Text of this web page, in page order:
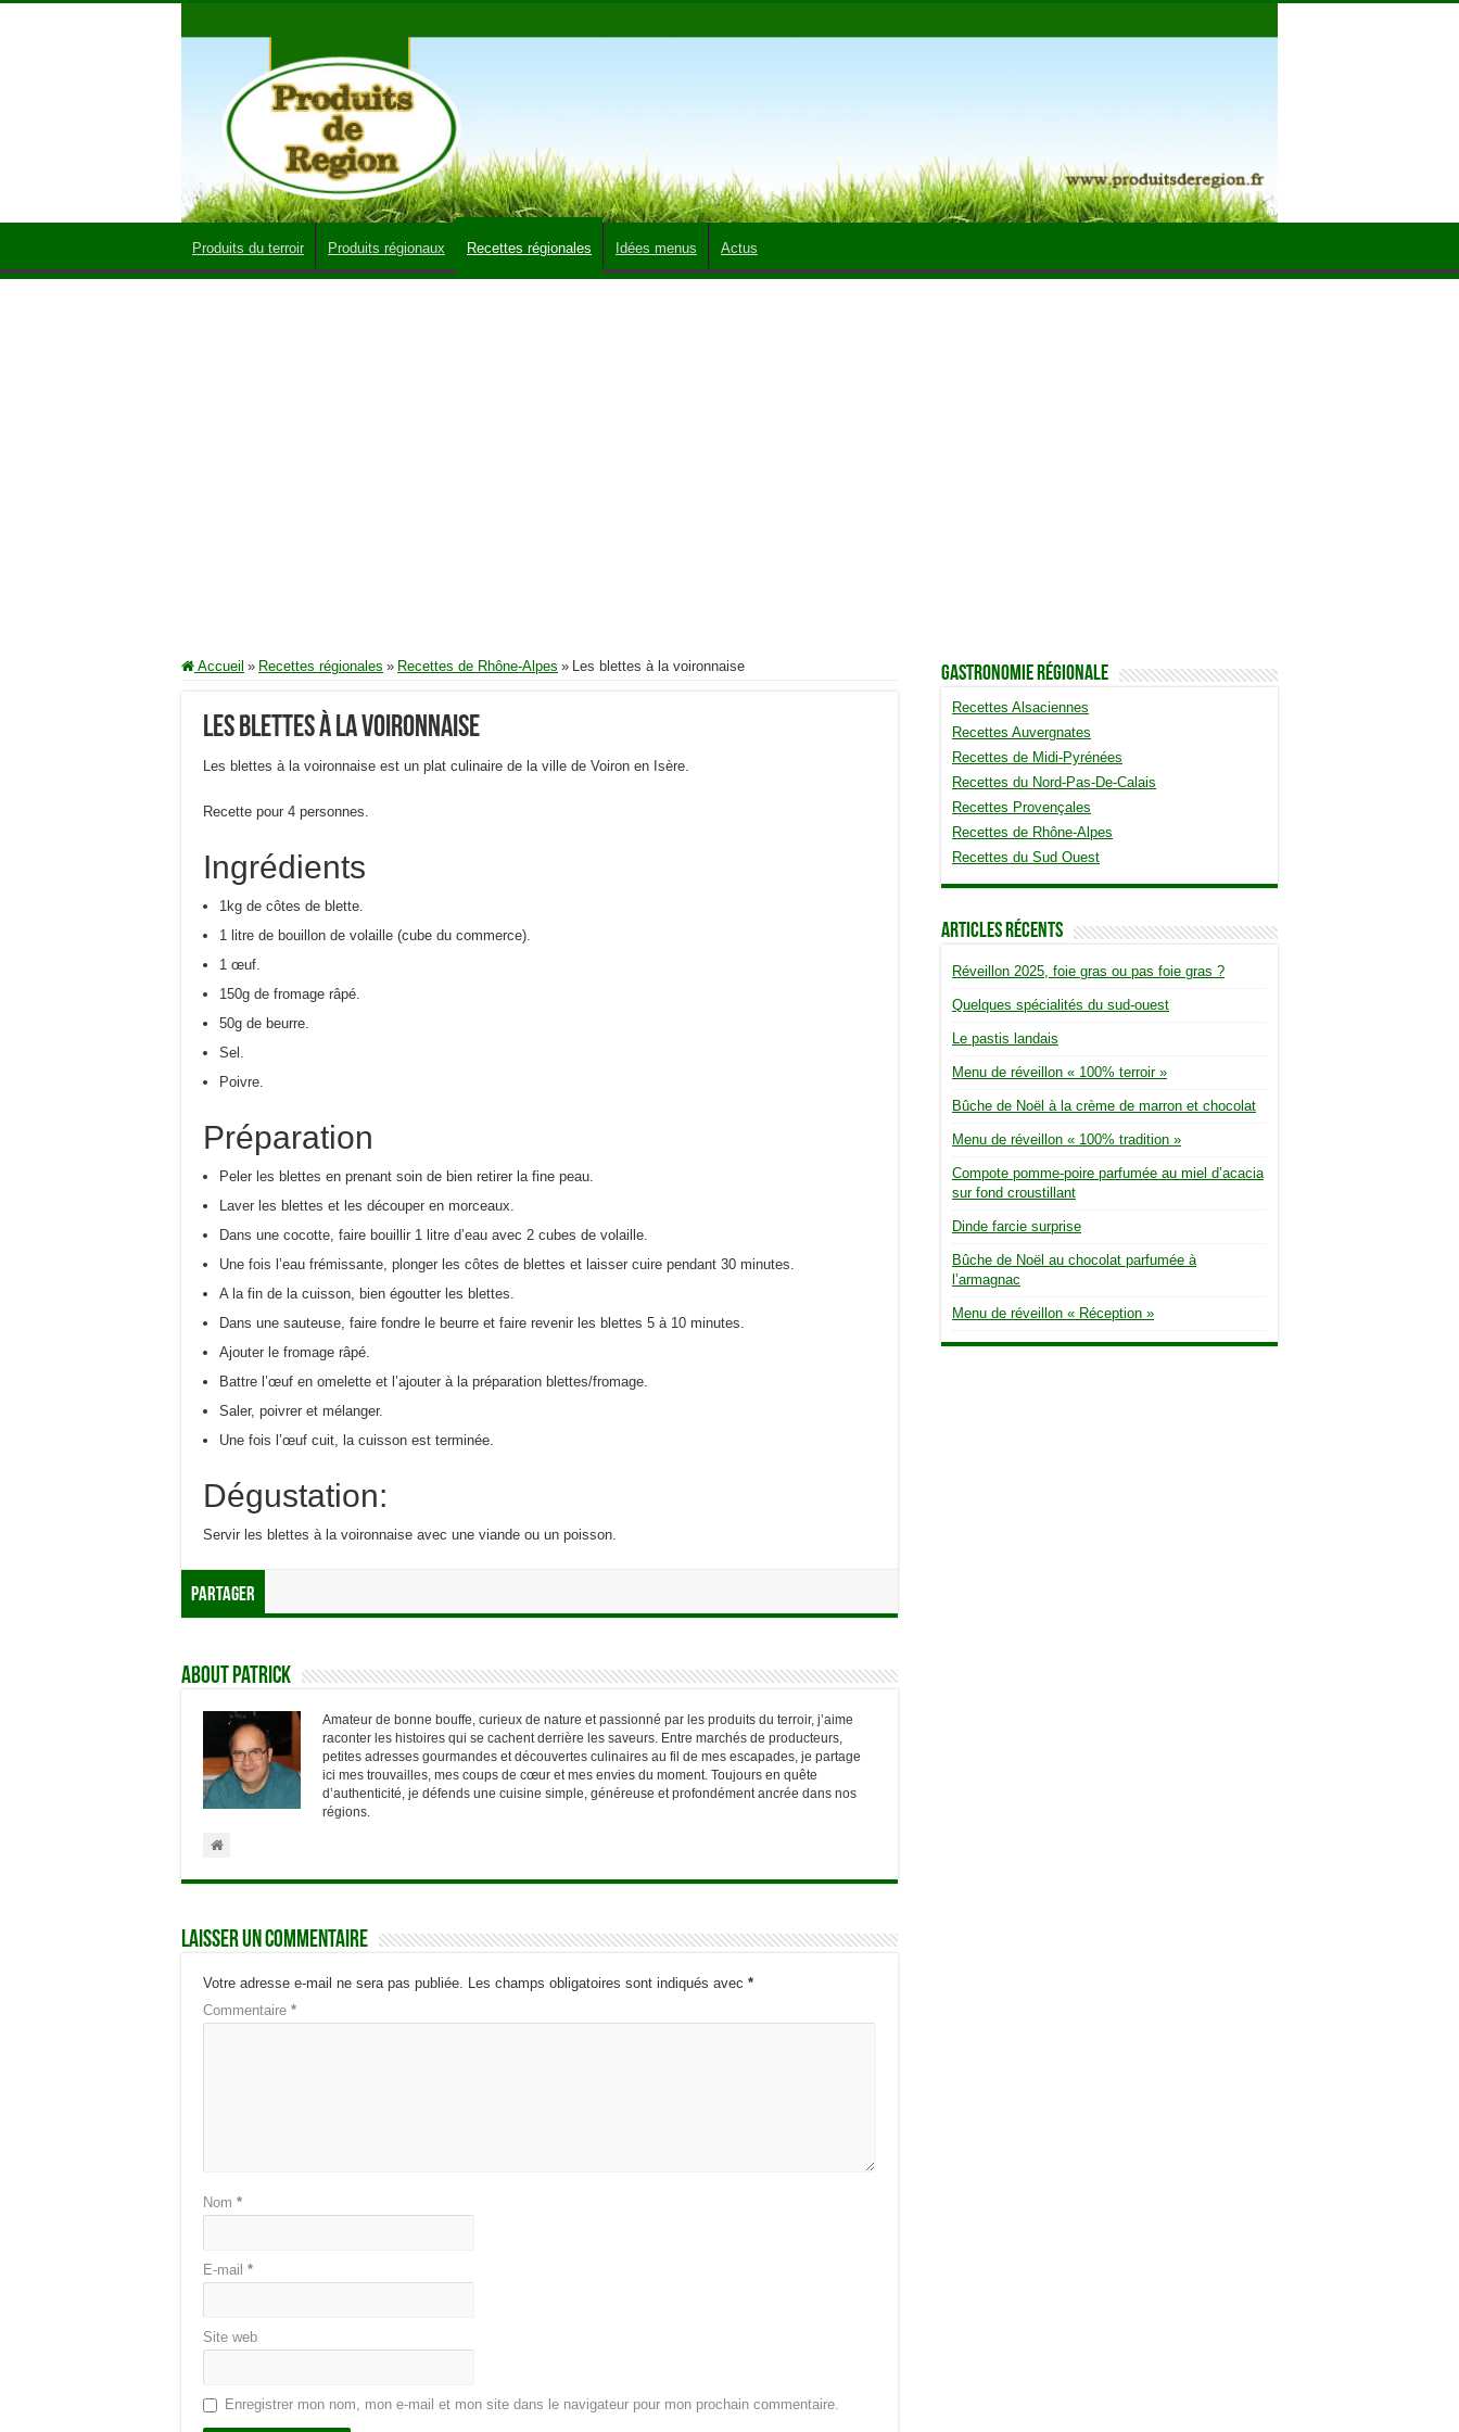
Produits du terroir Produits régionaux Recettes régionales Idées menus Actus
Accueil » Recettes régionales » Recettes de Rhône-Alpes » Les blettes à la voironnaise
Les blettes à la voironnaise
Les blettes à la voironnaise est un plat culinaire de la ville de Voiron en Isère.
Recette pour 4 personnes.
Ingrédients
1kg de côtes de blette.
1 litre de bouillon de volaille (cube du commerce).
1 œuf.
150g de fromage râpé.
50g de beurre.
Sel.
Poivre.
Préparation
Peler les blettes en prenant soin de bien retirer la fine peau.
Laver les blettes et les découper en morceaux.
Dans une cocotte, faire bouillir 1 litre d’eau avec 2 cubes de volaille.
Une fois l’eau frémissante, plonger les côtes de blettes et laisser cuire pendant 30 minutes.
A la fin de la cuisson, bien égoutter les blettes.
Dans une sauteuse, faire fondre le beurre et faire revenir les blettes 5 à 10 minutes.
Ajouter le fromage râpé.
Battre l’œuf en omelette et l’ajouter à la préparation blettes/fromage.
Saler, poivrer et mélanger.
Une fois l’œuf cuit, la cuisson est terminée.
Dégustation:
Servir les blettes à la voironnaise avec une viande ou un poisson.
Partager
About Patrick
Amateur de bonne bouffe, curieux de nature et passionné par les produits du terroir, j’aime
raconter les histoires qui se cachent derrière les saveurs. Entre marchés de producteurs,
petites adresses gourmandes et découvertes culinaires au fil de mes escapades, je partage
ici mes trouvailles, mes coups de cœur et mes envies du moment. Toujours en quête
d’authenticité, je défends une cuisine simple, généreuse et profondément ancrée dans nos
régions.
Laisser un commentaire
Votre adresse e-mail ne sera pas publiée. Les champs obligatoires sont indiqués avec *
Commentaire *
Nom *
E-mail *
Site web
Enregistrer mon nom, mon e-mail et mon site dans le navigateur pour mon prochain commentaire.
Gastronomie Régionale
Recettes Alsaciennes
Recettes Auvergnates
Recettes de Midi-Pyrénées
Recettes du Nord-Pas-De-Calais
Recettes Provençales
Recettes de Rhône-Alpes
Recettes du Sud Ouest
Articles Récents
Réveillon 2025, foie gras ou pas foie gras ?
Quelques spécialités du sud-ouest
Le pastis landais
Menu de réveillon « 100% terroir »
Bûche de Noël à la crème de marron et chocolat
Menu de réveillon « 100% tradition »
Compote pomme-poire parfumée au miel d’acacia
sur fond croustillant
Dinde farcie surprise
Bûche de Noël au chocolat parfumée à
l’armagnac
Menu de réveillon « Réception »